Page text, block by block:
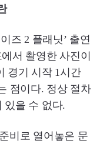
즈 2 플래닛’ 출연
서 촬영한 사진이
경기 시작 1시간
점이다. 정상 절차
있을 수 없다.
비로 열어놓은 문